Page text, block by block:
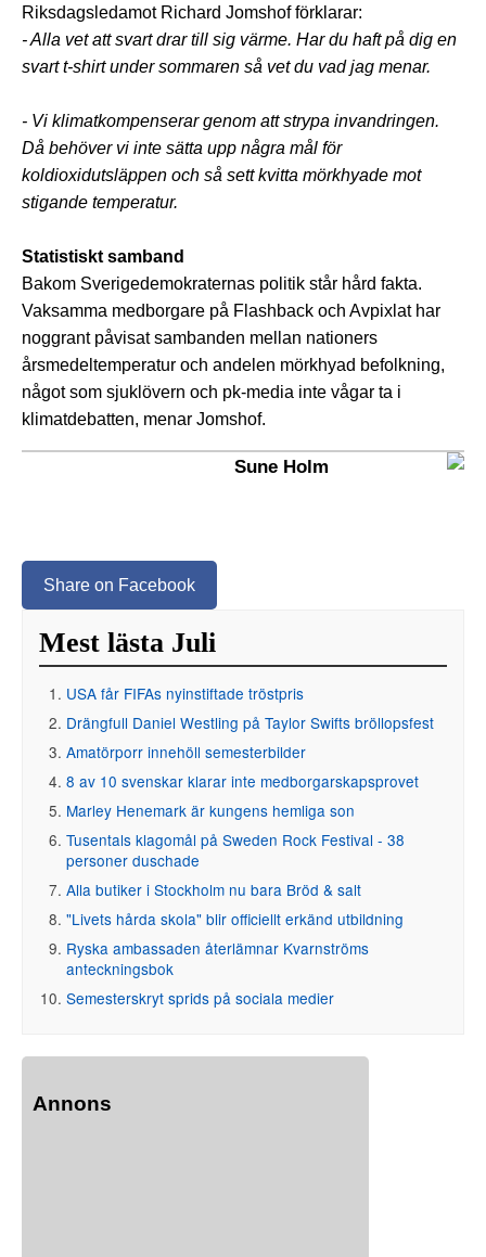
Riksdagsledamot Richard Jomshof förklarar:
- Alla vet att svart drar till sig värme. Har du haft på dig en
svart t-shirt under sommaren så vet du vad jag menar.
- Vi klimatkompenserar genom att strypa invandringen.
Då behöver vi inte sätta upp några mål för
koldioxidutsläppen och så sett kvitta mörkhyade mot
stigande temperatur.
Statistiskt samband
Bakom Sverigedemokraternas politik står hård fakta.
Vaksamma medborgare på Flashback och Avpixlat har
noggrant påvisat sambanden mellan nationers
årsmedeltemperatur och andelen mörkhyad befolkning,
något som sjuklövern och pk-media inte vågar ta i
klimatdebatten, menar Jomshof.
Sune Holm
Share on Facebook
Mest lästa Juli
USA får FIFAs nyinstiftade tröstpris
Drängfull Daniel Westling på Taylor Swifts bröllopsfest
Amatörporr innehöll semesterbilder
8 av 10 svenskar klarar inte medborgarskapsprovet
Marley Henemark är kungens hemliga son
Tusentals klagomål på Sweden Rock Festival - 38
personer duschade
Alla butiker i Stockholm nu bara Bröd & salt
"Livets hårda skola" blir officiellt erkänd utbildning
Ryska ambassaden återlämnar Kvarnströms
anteckningsbok
Semesterskryt sprids på sociala medier
Annons